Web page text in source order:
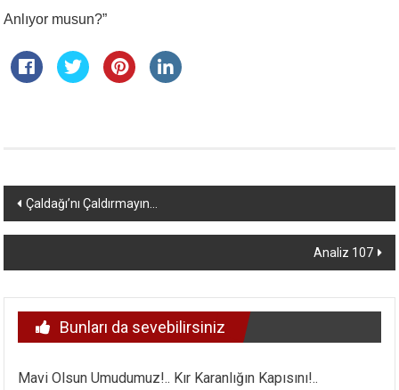
Anlıyor musun?”
Yazı
dolaşımı
Çaldağı’nı Çaldırmayın…
Analiz 107
Bunları da sevebilirsiniz
Mavi Olsun Umudumuz!.. Kır Karanlığın Kapısını!..